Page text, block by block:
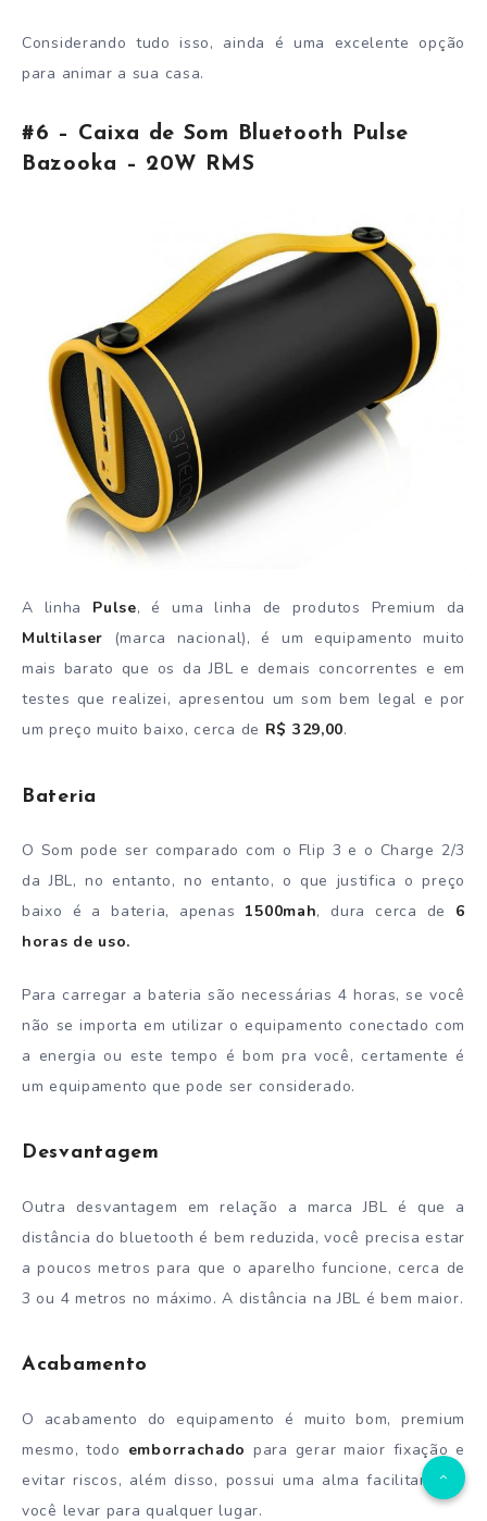
Considerando tudo isso, ainda é uma excelente opção
para animar a sua casa.
#6 – Caixa de Som Bluetooth Pulse
Bazooka – 20W RMS
A linha Pulse, é uma linha de produtos Premium da
Multilaser (marca nacional), é um equipamento muito
mais barato que os da JBL e demais concorrentes e em
testes que realizei, apresentou um som bem legal e por
um preço muito baixo, cerca de R$ 329,00.
Bateria
O Som pode ser comparado com o Flip 3 e o Charge 2/3
da JBL, no entanto, no entanto, o que justifica o preço
baixo é a bateria, apenas 1500mah, dura cerca de 6
horas de uso.
Para carregar a bateria são necessárias 4 horas, se você
não se importa em utilizar o equipamento conectado com
a energia ou este tempo é bom pra você, certamente é
um equipamento que pode ser considerado.
Desvantagem
Outra desvantagem em relação a marca JBL é que a
distância do bluetooth é bem reduzida, você precisa estar
a poucos metros para que o aparelho funcione, cerca de
3 ou 4 metros no máximo. A distância na JBL é bem maior.
Acabamento
O acabamento do equipamento é muito bom, premium
mesmo, todo emborrachado para gerar maior fixação e
evitar riscos, além disso, possui uma alma facilitando a
você levar para qualquer lugar.